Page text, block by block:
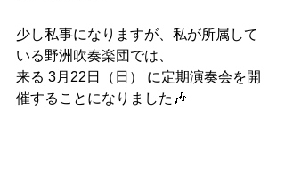
少し私事になりますが、私が所属して
いる野洲吹奏楽団では、
来る 3月22日（日） に定期演奏会を開
催することになりました🎶